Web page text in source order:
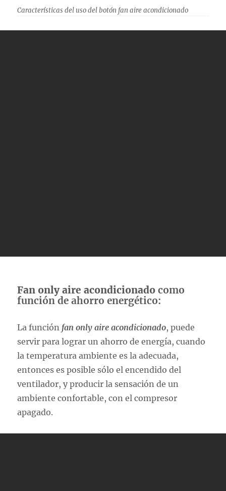
Características del uso del botón fan aire acondicionado
Fan only aire acondicionado como
función de ahorro energético:
La función fan only aire acondicionado, puede
servir para lograr un ahorro de energía, cuando
la temperatura ambiente es la adecuada,
entonces es posible sólo el encendido del
ventilador, y producir la sensación de un
ambiente confortable, con el compresor
apagado.